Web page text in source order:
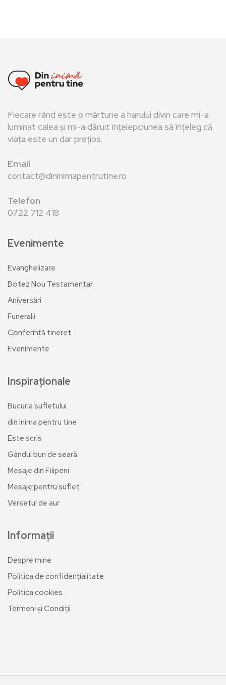
Fiecare rând este o mărturie a harului divin care mi-a
luminat calea și mi-a dăruit înțelepciunea să înțeleg că
viața este un dar prețios.
Email
contact@dininimapentrutine.ro
Telefon
0722 712 418
Evenimente
Evanghelizare
Botez Nou Testamentar
Aniversări
Funeralii
Conferință tineret
Evenimente
Inspiraționale
Bucuria sufletului
din inima pentru tine
Este scris
Gândul bun de seară
Mesaje din Filipeni
Mesaje pentru suflet
Versetul de aur
Informații
Despre mine
Politica de confidențialitate
Politica cookies
Termeni și Condiții